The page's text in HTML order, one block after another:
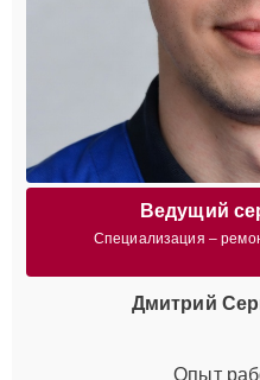
Ведущий
Специализация –
Дмитрий
Опыт